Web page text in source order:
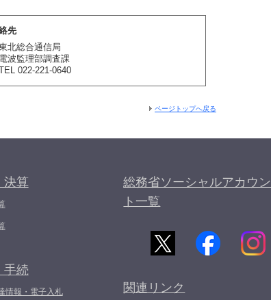
先
北総合通信局
電波監理部調査課
022-221-0640
ページトップへ戻る
決算
手続
情報・電子入札
総務省ソーシャルアカウン
ト一覧
関連リンク